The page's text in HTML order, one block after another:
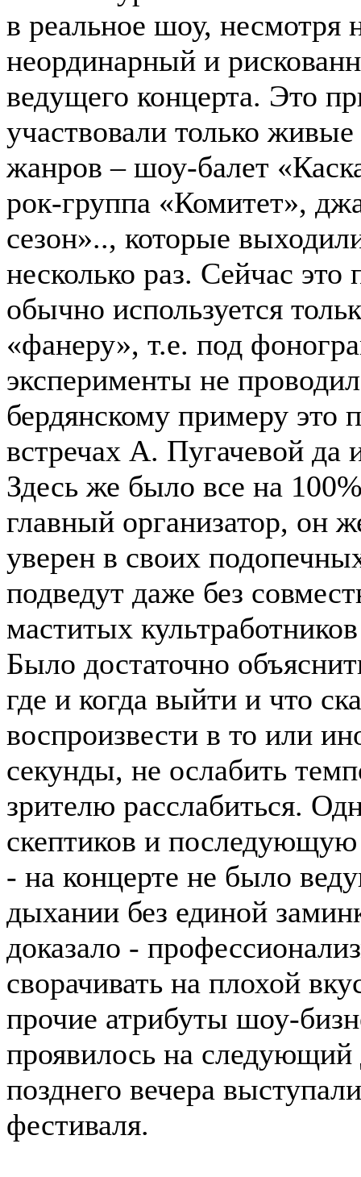
в реальное шоу, несмотря
неординарный и
ведущего концерта. Это
участвовали только
жанров – шоу-балет
рок-группа «Комитет»,
сезон».., которые
несколько раз. Сейчас
обычно используется
«фанеру», т.е. под
эксперименты не
бердянскому примеру это
встречах А. Пугачевой да
Здесь же было все на
главный организатор, он
уверен в своих
подведут даже без
маститых
Было достаточно
где и когда выйти и что
воспроизвести в то или
секунды, не ослабить
зрителю расслабиться.
скептиков и последующую
- на концерте не было
дыхании без единой
доказало -
сворачивать на плохой
прочие атрибуты шоу-
проявилось на следующий
позднего вечера
фестиваля.